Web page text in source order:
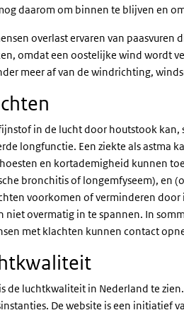
daarom om binnen te blijven en
overlast ervaren van
omdat een oostelijke wind wordt
meer af van de windrichting,
in de lucht door houtstook
longfunctie. Een ziekte als astma
en kortademigheid kunnen
bronchitis of longemfyseem), en
voorkomen of verminderen
niet overmatig in te spannen. In
met klachten kunnen contact
(externe link)
is de luchtkwaliteit in Nederland te
De website is een initiatief